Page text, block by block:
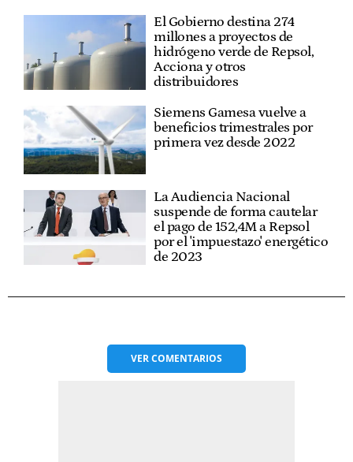
El Gobierno destina 274
millones a proyectos de
hidrógeno verde de Repsol,
Acciona y otros
distribuidores
Siemens Gamesa vuelve a
beneficios trimestrales por
primera vez desde 2022
La Audiencia Nacional
suspende de forma cautelar
el pago de 152,4M a Repsol
por el 'impuestazo' energético
de 2023
VERCOMENTARIOS